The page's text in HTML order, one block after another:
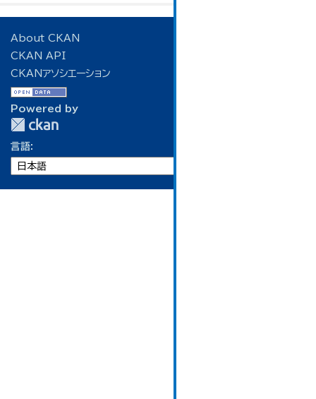
About CKAN
CKAN API
CKANアソシエーション
Powered by
言語